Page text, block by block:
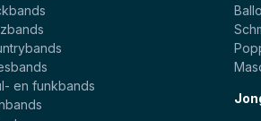
en funkbands